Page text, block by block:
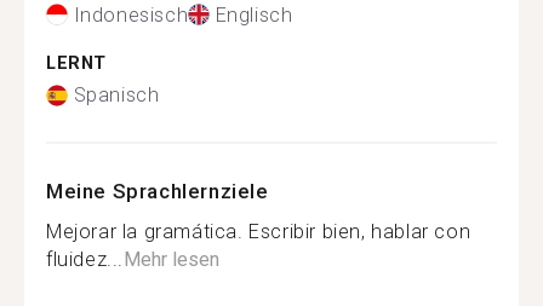
Indonesisch Englisch
LERNT
Spanisch
Meine Sprachlernziele
Mejorar la gramática. Escribir bien, hablar con
fluidez...Mehr lesen